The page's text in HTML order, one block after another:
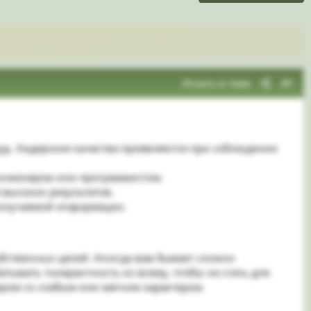
Искать в теме #1
Лидерские качества проявляются при соблюдении
или программистом.
результатов.
информации.
целей. Иногда вам бывает сложно
толерантность ко всему, чтобы не стать для
со слабым или мягким характером.